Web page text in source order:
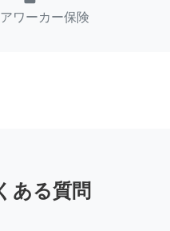
ワーカー保険
ある質問